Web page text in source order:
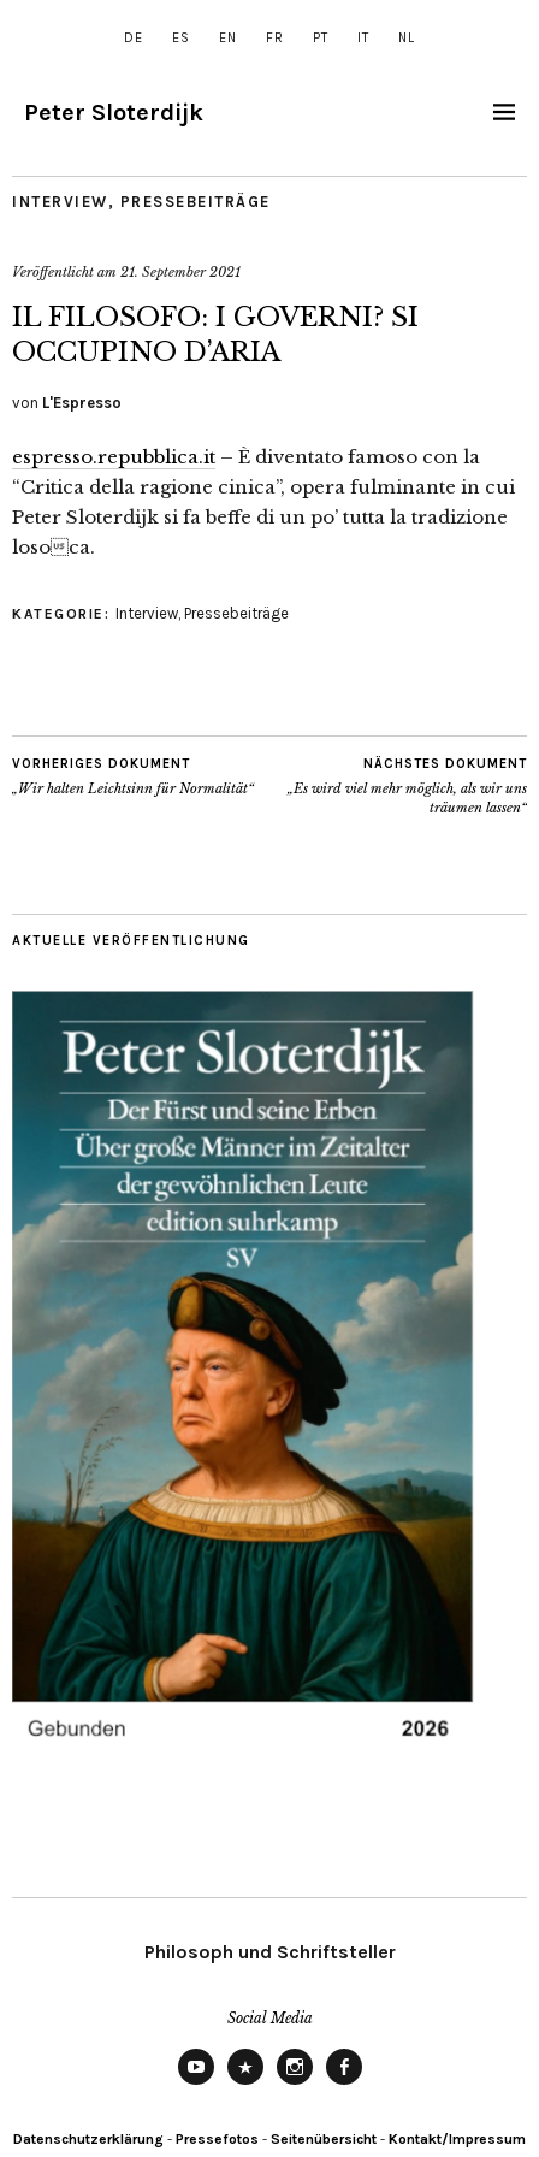
DE ES EN FR PT IT NL
Peter Sloterdijk
INTERVIEW , PRESSEBEITRÄGE
Veröffentlicht am 21. September 2021
IL FILOSOFO: I GOVERNI? SI
OCCUPINO D’ARIA
von L'Espresso
espresso.repubblica.it – È diventato famoso con la
“Critica della ragione cinica”, opera fulminante in cui
Peter Sloterdijk si fa beffe di un po’ tutta la tradizione
losoca.
KATEGORIE: Interview, Pressebeiträge
VORHERIGES DOKUMENT
„Wir halten Leichtsinn für Normalität“
NÄCHSTES DOKUMENT
„Es wird viel mehr möglich, als wir uns
träumen lassen“
AKTUELLE VERÖFFENTLICHUNG
Philosoph und Schriftsteller
Social Media
Datenschutzerklärung - Pressefotos - Seitenübersicht - Kontakt/Impressum